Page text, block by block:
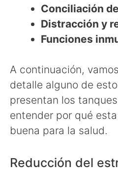
Conciliación
Distracción y
Funciones
A continuación,
detalle alguno de
presentan los
entender por qué
buena para la salud.
Reducción del